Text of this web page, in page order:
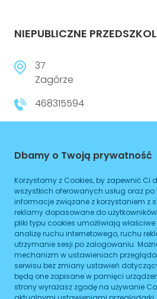
NIEPUBLICZNE
37
Zagórze
468315594
Planowane zamknięcie
WIĘCEJ
Dojazd
Tramwaj
Autobus
Metro
Dbamy o Twoją prywatność
Korzystamy z Cookies, by zapewnić Ci
wszystkich oferowanych usług oraz
informacje związane z korzystaniem z
reklamy dopasowane do
pliki typu cookies umożliwiają
analizę ruchu internetowego, ruchu
utrzymanie sesji po zalogowaniu.
mechanizm w ustawieniach
serwisu bez zmiany ustawień
będą one zapisane w pamięci
strony wyrażasz zgodę na używanie